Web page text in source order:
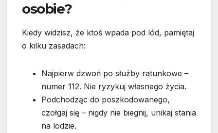
osobie?
Kiedy widzisz, że ktoś wpada pod lód, pamiętaj
o kilku zasadach:
Najpierw dzwoń po służby ratunkowe –
numer 112. Nie ryzykuj własnego życia.
Podchodząc do poszkodowanego,
czołgaj się – nigdy nie biegnij, unikaj stania
na lodzie.